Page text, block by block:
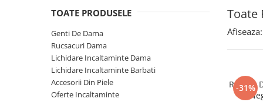
Toate
TOATE PRODUSELE
Genti De Dama
Rucsacuri Dama
Lichidare Incaltaminte Dama
Lichidare Incaltaminte Barbati
Accesorii Din Piele
Oferte Incaltaminte
Afiseaza:
-31%
Rucsac